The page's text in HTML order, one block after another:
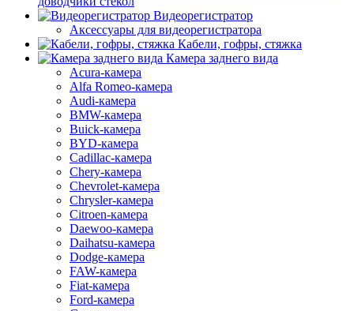
Видеорегистратор
Аксессуары для видеорегистратора
Кабели, гофры, стяжка
Камера заднего вида
Acura-камера
Alfa Romeo-камера
Audi-камера
BMW-камера
Buick-камера
BYD-камера
Cadillac-камера
Chery-камера
Chevrolet-камера
Chrysler-камера
Citroen-камера
Daewoo-камера
Daihatsu-камера
Dodge-камера
FAW-камера
Fiat-камера
Ford-камера